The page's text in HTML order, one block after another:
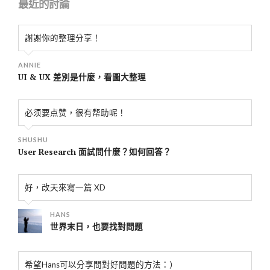
最近的討論
謝謝你的整理分享！
ANNIE
UI & UX 差別是什麼，看圖大整理
必须要点赞，很有帮助呢！
SHUSHU
User Research 面試問什麼？如何回答？
好，改天來寫一篇 XD
HANS
世界末日，也要找對問題
希望Hans可以分享問對好問題的方法：）